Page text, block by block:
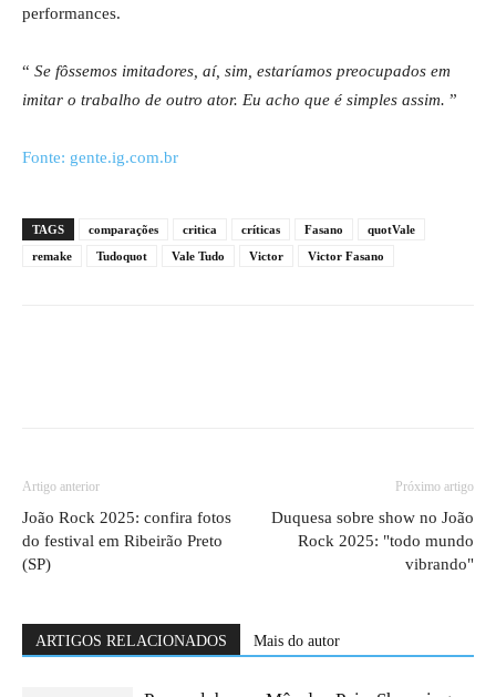
performances.
“ Se fôssemos imitadores, aí, sim, estaríamos preocupados em
imitar o trabalho de outro ator. Eu acho que é simples assim. ”
Fonte: gente.ig.com.br
TAGS comparações critica críticas Fasano
quotVale
remake
Tudoquot Vale Tudo Victor Victor Fasano
Artigo anterior
João Rock 2025: confira fotos
do festival em Ribeirão Preto
(SP)
Próximo artigo
Duquesa sobre show no João
Rock 2025: "todo mundo
vibrando"
ARTIGOS RELACIONADOS Mais do autor